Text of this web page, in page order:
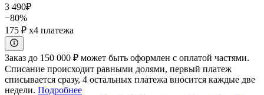
3 490₽
−80%
175 ₽ x4 платежа
Заказ до 150 000 ₽ может быть оформлен с оплатой частями.
Списание происходит равными долями, первый платеж
списывается сразу, 4 остальных платежа вносится каждые две
недели. Подробнее